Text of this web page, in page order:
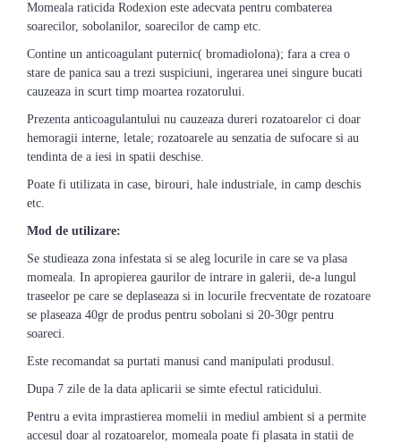
Momeala raticida Rodexion este adecvata pentru combaterea
soarecilor, sobolanilor, soarecilor de camp etc.
Contine un anticoagulant puternic( bromadiolona); fara a crea o
stare de panica sau a trezi suspiciuni, ingerarea unei singure bucati
cauzeaza in scurt timp moartea rozatorului.
Prezenta anticoagulantului nu cauzeaza dureri rozatoarelor ci doar
hemoragii interne, letale; rozatoarele au senzatia de sufocare si au
tendinta de a iesi in spatii deschise.
Poate fi utilizata in case, birouri, hale industriale, in camp deschis
etc.
Mod de utilizare:
Se studieaza zona infestata si se aleg locurile in care se va plasa
momeala. In apropierea gaurilor de intrare in galerii, de-a lungul
traseelor pe care se deplaseaza si in locurile frecventate de rozatoare
se plaseaza 40gr de produs pentru sobolani si 20-30gr pentru
soareci.
Este recomandat sa purtati manusi cand manipulati produsul.
Dupa 7 zile de la data aplicarii se simte efectul raticidului.
Pentru a evita imprastierea momelii in mediul ambient si a permite
accesul doar al rozatoarelor, momeala poate fi plasata in statii de